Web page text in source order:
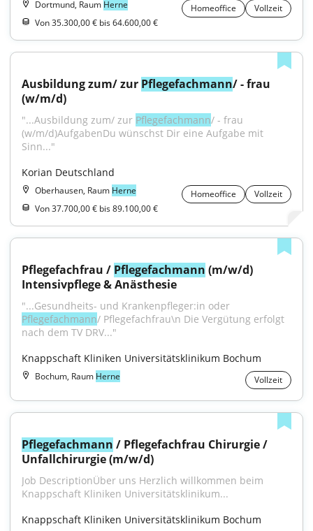
Dortmund, Raum Herne Homeoffice
Vollzeit
Von 35.300,00 € bis 64.600,00 €
Ausbildung zum/ zur Pflegefachmann/ - frau
(w/m/d)
"...Ausbildung zum/ zur Pflegefachmann/ - frau
(w/m/d)AufgabenDu wünschst Dir eine Aufgabe mit
Sinn..."
Korian Deutschland
Oberhausen, Raum Herne Homeoffice
Vollzeit
Von 37.700,00 € bis 89.100,00 €
Pflegefachfrau / Pflegefachmann (m/w/d)
Intensivpflege & Anästhesie
Pflegefachmann/ Pflegefachfrau\n Die Vergütung erfolgt
nach dem TV DRV..."
Knappschaft Kliniken Universitätsklinikum Bochum
Bochum, Raum Herne Vollzeit
Pflegefachmann / Pflegefachfrau Chirurgie /
Unfallchirurgie (m/w/d)
Job DescriptionÜber uns Herzlich willkommen beim
Knappschaft Kliniken Universitätsklinikum...
Knappschaft Kliniken Universitätsklinikum Bochum